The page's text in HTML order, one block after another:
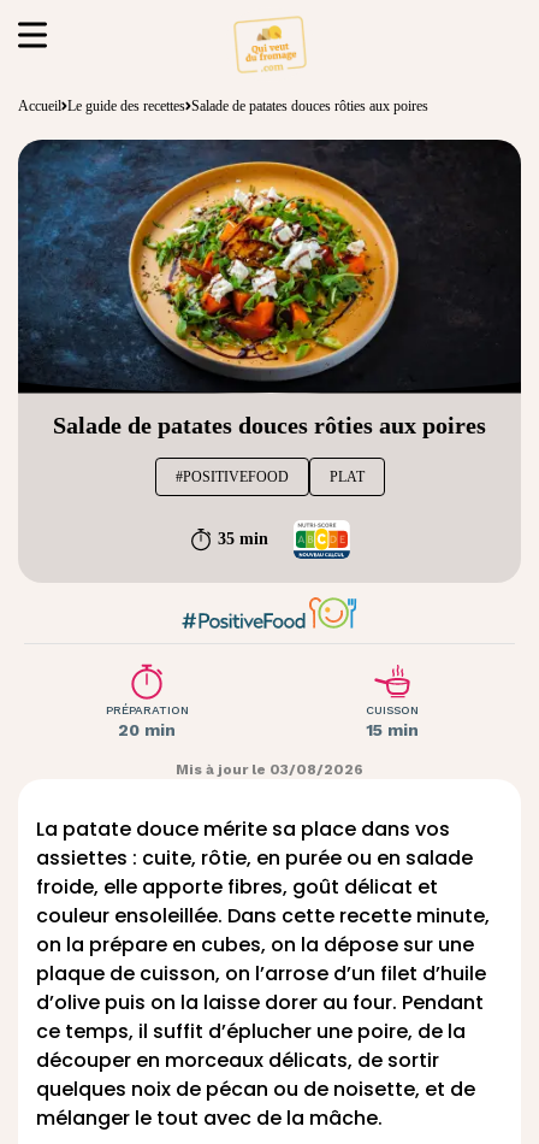
Accueil Le guide des recettes Salade de patates douces rôties aux poires
Salade de patates douces rôties aux poires
#POSITIVEFOOD PLAT
35 min
PRÉPARATION
20 min
CUISSON
15 min
Mis à jour le 03/08/2026
La patate douce mérite sa place dans vos
assiettes : cuite, rôtie, en purée ou en salade
froide, elle apporte fibres, goût délicat et
couleur ensoleillée. Dans cette recette minute,
on la prépare en cubes, on la dépose sur une
plaque de cuisson, on l’arrose d’un filet d’huile
d’olive puis on la laisse dorer au four. Pendant
ce temps, il suffit d’éplucher une poire, de la
découper en morceaux délicats, de sortir
quelques noix de pécan ou de noisette, et de
mélanger le tout avec de la mâche.